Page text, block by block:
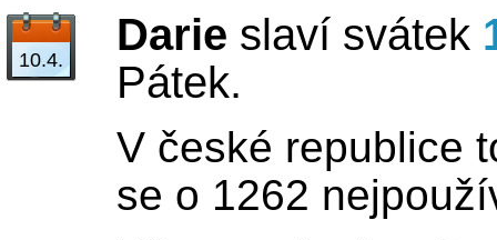
10.4.
Darie slaví svátek
Pátek.
V české republice
se o 1262